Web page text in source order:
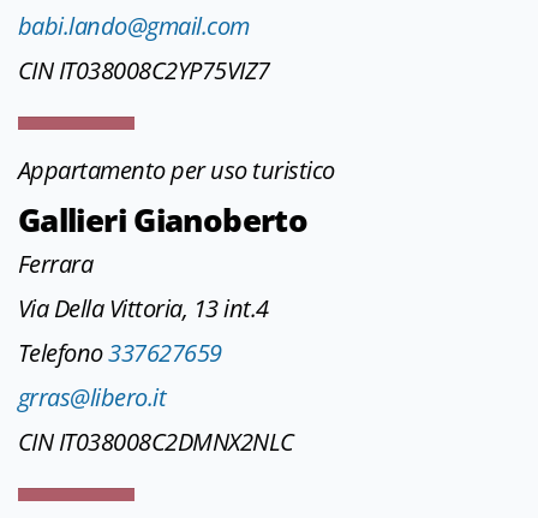
babi.lando@gmail.com
CIN IT038008C2YP75VIZ7
Appartamento per uso turistico
Gallieri Gianoberto
Ferrara
Via Della Vittoria, 13 int.4
Telefono337627659
grras@libero.it
CIN IT038008C2DMNX2NLC